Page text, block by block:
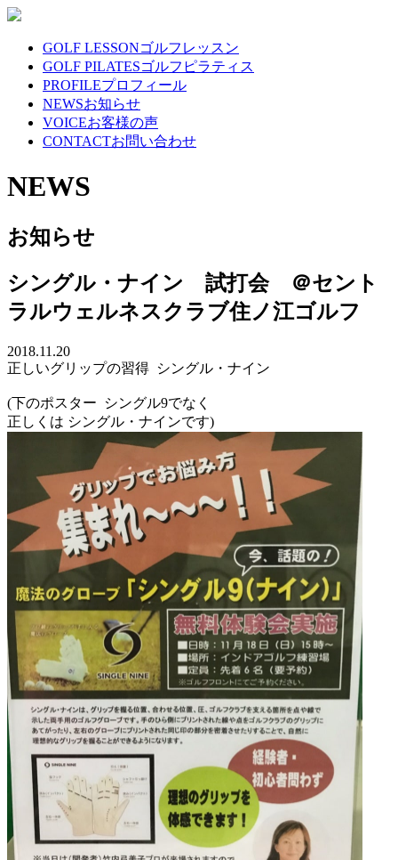
GOLF LESSONゴルフレッスン
GOLF PILATESゴルフピラティス
PROFILEプロフィール
NEWSお知らせ
VOICEお客様の声
CONTACTお問い合わせ
NEWS
お知らせ
シングル・ナイン 試打会 ＠セント
ラルウェルネスクラブ住ノ江ゴルフ
2018.11.20
正しいグリップの習得 シングル・ナイン
(下のポスター シングル9でなく
正しくは シングル・ナインです)